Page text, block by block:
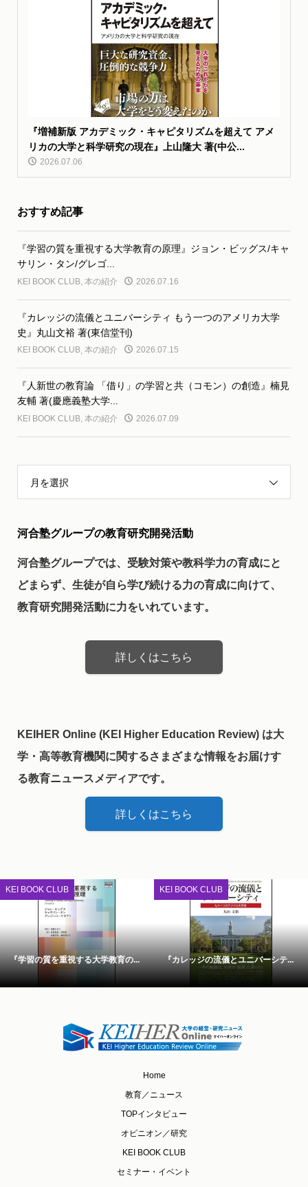
『増補新版 アカデミック・キャピタリズムを超えて アメ
リカの大学と科学研究の現在』上山隆大 著(中公...
2026.07.06
おすすめ記事
『学習の質を重視する大学教育の原理』ジョン・ビッグス/キャ
サリン・タン/グレゴ...
KEI BOOK CLUB, 本の紹介 2026.07.16
『カレッジの流儀とユニバーシティ もう一つのアメリカ大学
史』丸山文裕 著(東信堂刊)
KEI BOOK CLUB, 本の紹介 2026.07.15
『人新世の教育論 「借り」の学習と共（コモン）の創造』楠見
友輔 著(慶應義塾大学...
KEI BOOK CLUB, 本の紹介 2026.07.09
月を選択
河合塾グループの教育研究開発活動
河合塾グループでは、受験対策や教科学力の育成にと
どまらず、生徒が自ら学び続ける力の育成に向けて、
教育研究開発活動に力をいれています。
詳しくはこちら
KEIHER Online (KEI Higher Education Review) は大
学・高等教育機関に関するさまざまな情報をお届けす
る教育ニュースメディアです。
詳しくはこちら
KEI BOOK CLUB
『学習の質を重視する大学教育の...
KEI BOOK CLUB
『カレッジの流儀とユニバーシテ...
Home
教育／ニュース
TOPインタビュー
オピニオン／研究
KEI BOOK CLUB
セミナー・イベント